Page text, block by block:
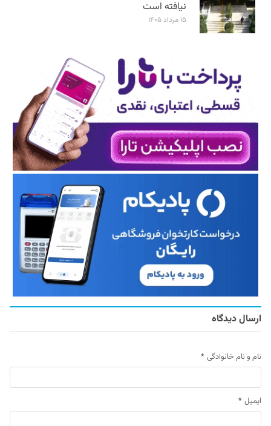
نیافته است
۱۵ مرداد ۱۴۰۵
ارسال دیدگاه
نام و نام خانوادگی *
ایمیل *